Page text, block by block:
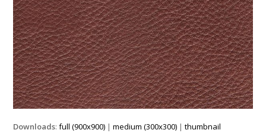
Downloads:full (900x900) |medium (300x300) |thumbnail